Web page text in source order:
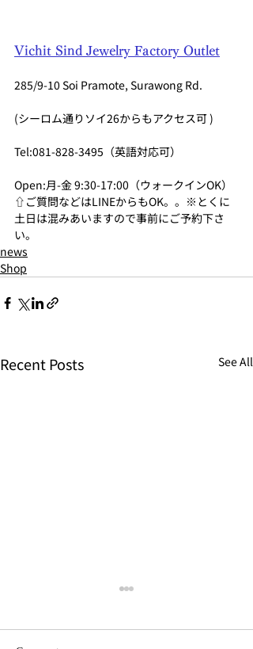
Vichit Sind Jewelry Factory Outlet
285/9-10 Soi Pramote, Surawong Rd.
(シーロム通りソイ26からもアクセス可 )
Tel:081-828-3495（英語対応可）
Open:月-金 9:30-17:00（ウォークインOK）
⇧ご質問などはLINEからもOK。。※とくに
土日は混みあいますので事前にご予約下さ
い。
news
Shop
Recent Posts See All